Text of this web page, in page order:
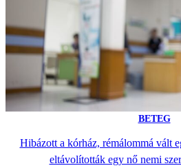
BETEG
Hibázott a kórház, rémálommá vált
eltávolították egy nő nemi